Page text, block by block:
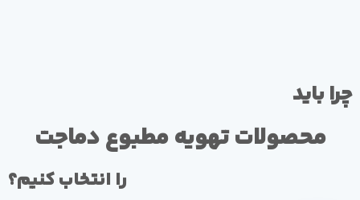
چرا باید
محصولات تهویه مطبوع دماجت
را انتخاب کنیم؟